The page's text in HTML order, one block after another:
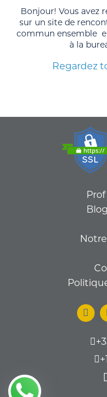
Bonjour! Vous avez
sur un site de
commun ensemble
à la
Regardez